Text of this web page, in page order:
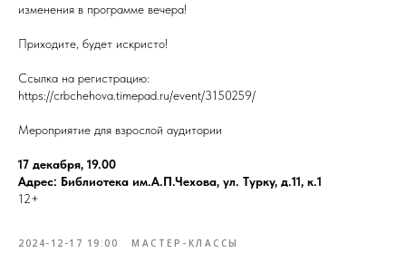
изменения в программе вечера!
Приходите, будет искристо!
Ссылка на регистрацию:
https://crbchehova.timepad.ru/event/3150259/
Мероприятие для взрослой аудитории
17 декабря, 19.00
Адрес: Библиотека им.А.П.Чехова, ул. Турку, д.11, к.1
12+
2024-12-17 19:00 МАСТЕР-КЛАССЫ